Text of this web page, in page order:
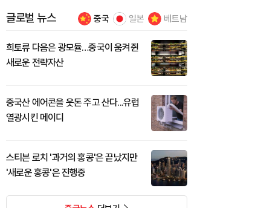
글로벌 뉴스 중국 일본 베트남
희토류 다음은 광모듈…중국이 움켜쥔
새로운 전략자산
중국산 에어콘을 웃돈 주고 산다...유럽
열광시킨 메이디
스티븐 로치 '과거의 홍콩'은 끝났지만
'새로운 홍콩'은 진행중